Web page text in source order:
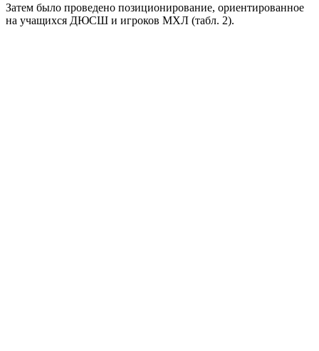
Затем было проведено позиционирование, ориентированное
на учащихся ДЮСШ и игроков МХЛ (табл. 2).